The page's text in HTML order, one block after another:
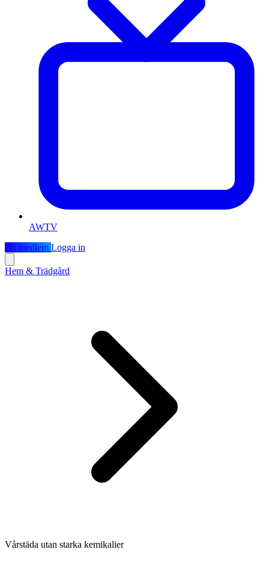
AWTV
Bli medlem Logga in
Hem & Trädgård
Vårstäda utan starka kemikalier